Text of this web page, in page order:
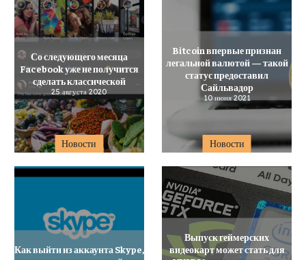
Новости
Со следующего месяца
Facebook уже не получится
сделать классической
25 августа 2020
Новости
Bitcoin впервые признан
легальной валютой — такой
статус предоставил
Сайльвадор
10 июня 2021
Как выйти из аккаунта Skype,
Выпуск геймерских
видеокарт может стать для